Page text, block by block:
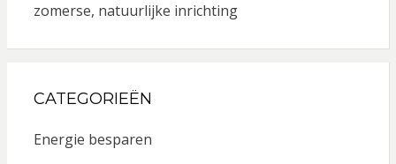
zomerse, natuurlijke inrichting
CATEGORIEËN
Energie besparen